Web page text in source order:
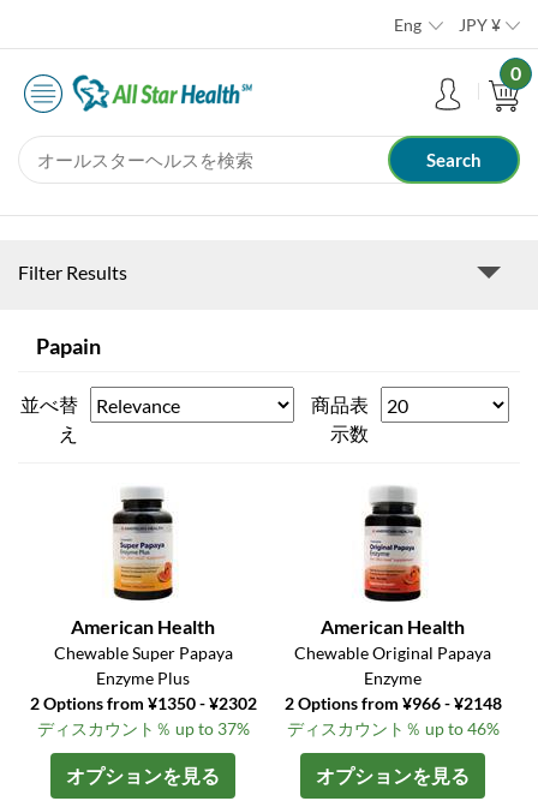
Eng JPY¥
0
Filter Results
Papain
並べ替
え
商品表
示数
American Health
Chewable Super Papaya
Enzyme Plus
2 Options from ¥1350 - ¥2302
ディスカウント％ up to 37%
オプションを見る
American Health
Chewable Original Papaya
Enzyme
2 Options from ¥966 - ¥2148
ディスカウント％ up to 46%
オプションを見る